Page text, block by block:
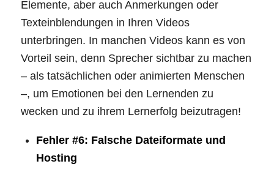
Elemente, aber auch Anmerkungen oder
Texteinblendungen in Ihren Videos
unterbringen. In manchen Videos kann es von
Vorteil sein, denn Sprecher sichtbar zu machen
– als tatsächlichen oder animierten Menschen
–, um Emotionen bei den Lernenden zu
wecken und zu ihrem Lernerfolg beizutragen!
Fehler #6: Falsche Dateiformate und
Hosting